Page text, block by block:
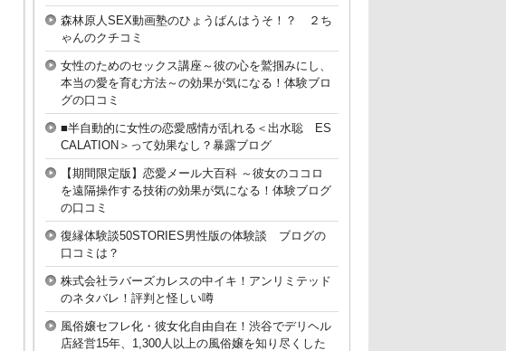
森林原人SEX動画塾のひょうばんはうそ！？ ２ち
ゃんのクチコミ
女性のためのセックス講座～彼の心を鷲掴みにし、
本当の愛を育む方法～の効果が気になる！体験ブロ
グの口コミ
■半自動的に女性の恋愛感情が乱れる＜出水聡 ES
CALATION＞って効果なし？暴露ブログ
【期間限定版】恋愛メール大百科 ～彼女のココロ
を遠隔操作する技術の効果が気になる！体験ブログ
の口コミ
復縁体験談50STORIES男性版の体験談 ブログの
口コミは？
株式会社ラバーズカレスの中イキ！アンリミテッド
のネタバレ！評判と怪しい噂
風俗嬢セフレ化・彼女化自由自在！渋谷でデリヘル
店経営15年、1,300人以上の風俗嬢を知り尽くした